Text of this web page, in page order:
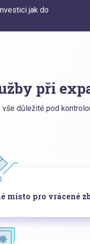
jak do
při
vše důležité pod
místo pro vrácené